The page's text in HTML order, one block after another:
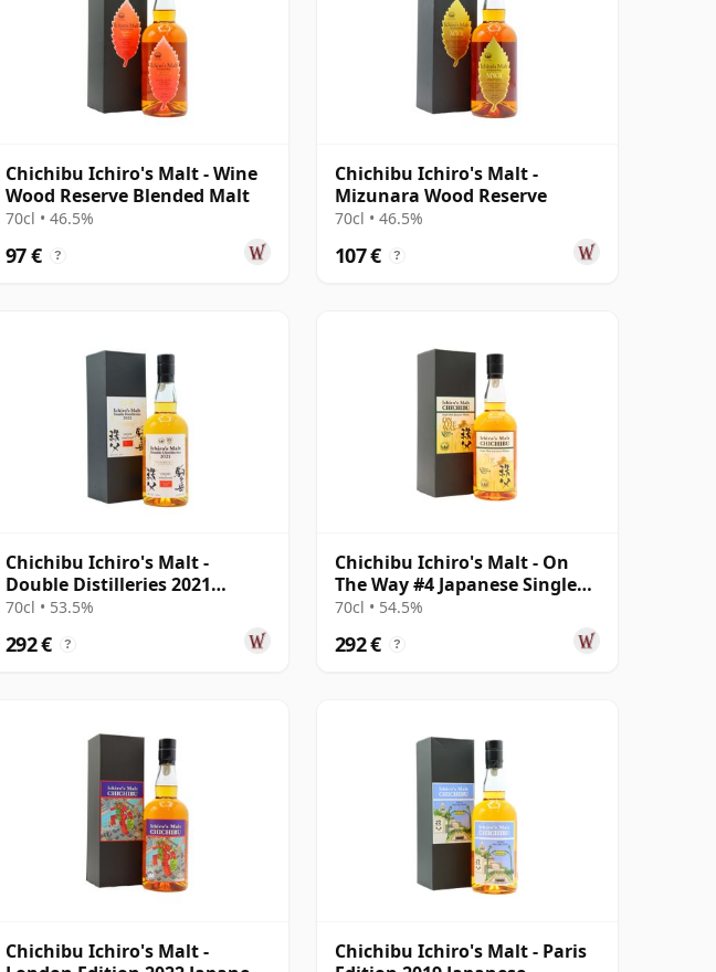
Chichibu Ichiro's Malt - Wine
Wood Reserve Blended Malt
70cl • 46.5%
97 € ?
Chichibu Ichiro's Malt -
Mizunara Wood Reserve
70cl • 46.5%
107 € ?
Chichibu Ichiro's Malt -
Double Distilleries 2021
Blended M
70cl • 53.5%
292 € ?
Chichibu Ichiro's Malt - On
The Way #4 Japanese Single
Mal
70cl • 54.5%
292 € ?
Chichibu Ichiro's Malt -
Chichibu Ichiro's Malt - Paris